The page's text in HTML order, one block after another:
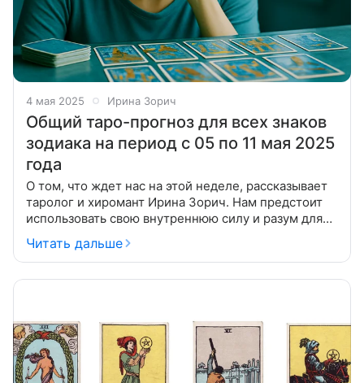
4 мая 2025 Ирина Зорич
Общий таро-прогноз для всех знаков
зодиака на период с 05 по 11 мая 2025
года
О том, что ждет нас на этой неделе, рассказывает
таролог и хиромант Ирина Зорич. Нам предстоит
использовать свою внутреннюю силу и разум для
проявлять свои чувства и желания,
Читать дальше